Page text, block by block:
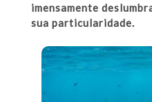
imensamente
sua particularidade.